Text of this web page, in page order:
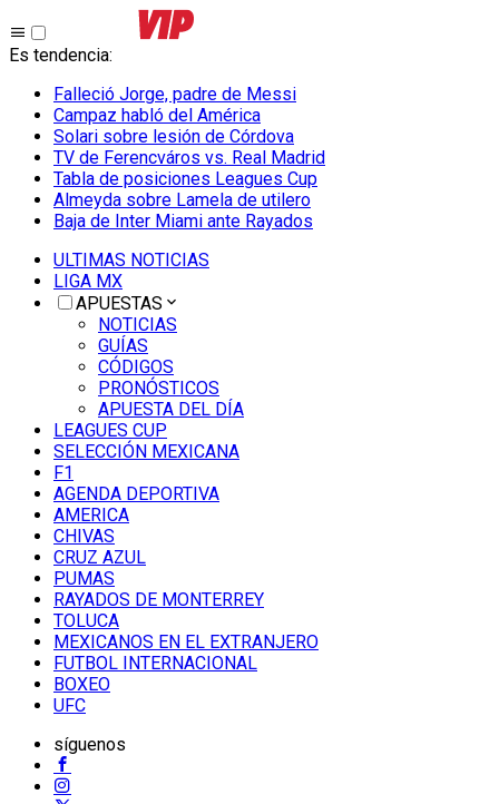
Es tendencia:
Falleció Jorge, padre de Messi
Campaz habló del América
Solari sobre lesión de Córdova
TV de Ferencváros vs. Real Madrid
Tabla de posiciones Leagues Cup
Almeyda sobre Lamela de utilero
Baja de Inter Miami ante Rayados
ULTIMAS NOTICIAS
LIGA MX
APUESTAS
NOTICIAS
GUÍAS
CÓDIGOS
PRONÓSTICOS
APUESTA DEL DÍA
LEAGUES CUP
SELECCIÓN MEXICANA
F1
AGENDA DEPORTIVA
AMERICA
CHIVAS
CRUZ AZUL
PUMAS
RAYADOS DE MONTERREY
TOLUCA
MEXICANOS EN EL EXTRANJERO
FUTBOL INTERNACIONAL
BOXEO
UFC
síguenos